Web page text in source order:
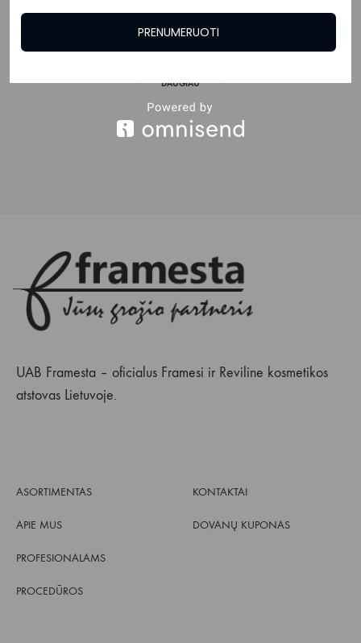
DAUGIAU
UAB Framesta – oficialus Framesi ir Reviline kosmetikos
atstovas Lietuvoje.
ASORTIMENTAS
APIE MUS
PROFESIONALAMS
PROCEDŪROS
KONTAKTAI
DOVANŲ KUPONAS
PRENUMERUOTI